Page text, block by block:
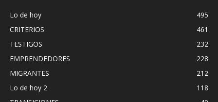
Lo de hoy
495
CRITERIOS
461
TESTIGOS
232
EMPRENDEDORES
228
MIGRANTES
212
Lo de hoy 2
118